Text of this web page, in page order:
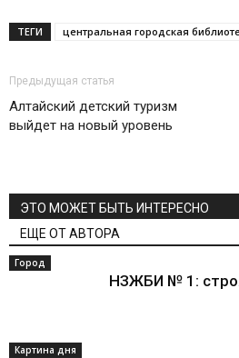
ТЕГИ центральная городская
Предыдущая статья
Алтайский детский туризм
выйдет на новый уровень
ЭТО МОЖЕТ БЫТЬ ИНТЕРЕСНО
ЕЩЕ ОТ АВТОРА
Город
НЗЖБИ № 1:
Картина дня